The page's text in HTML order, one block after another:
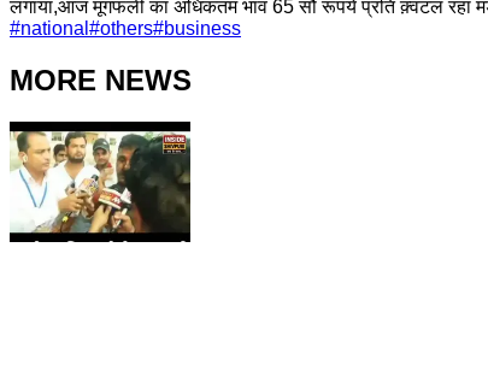
लगाया,आज मूंगफली का अधिकतम भाव 65 सौ रूपये प्रति क़्वटल रहा
#national #others#business
MORE NEWS